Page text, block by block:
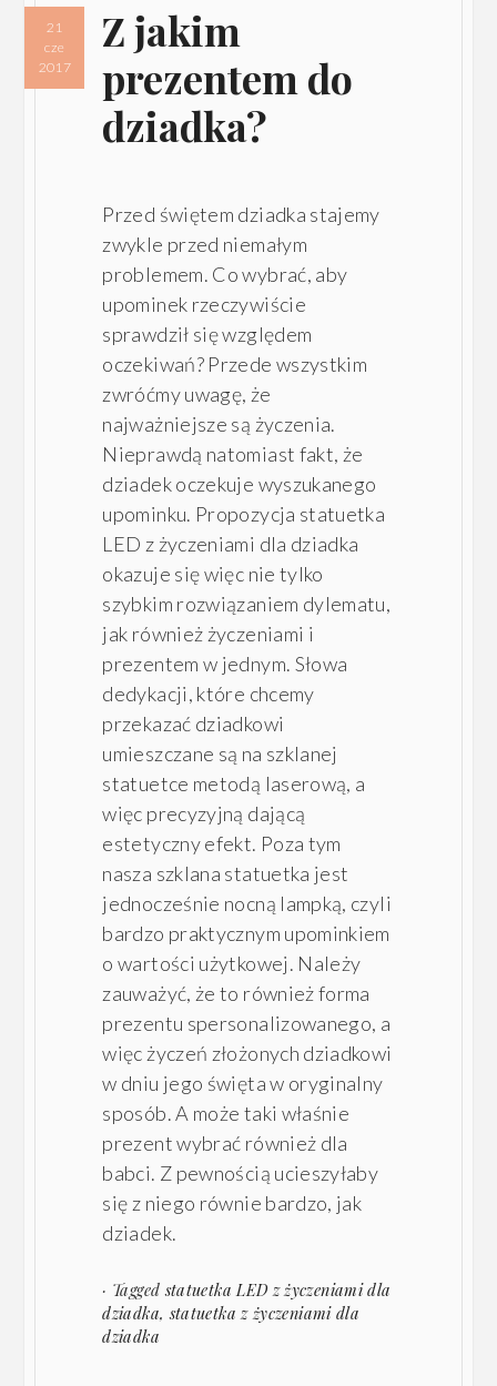
Z jakim
prezentem do
dziadka?
21
cze
2017
Przed świętem dziadka stajemy
zwykle przed niemałym
problemem. Co wybrać, aby
upominek rzeczywiście
sprawdził się względem
oczekiwań? Przede wszystkim
zwróćmy uwagę, że
najważniejsze są życzenia.
Nieprawdą natomiast fakt, że
dziadek oczekuje wyszukanego
upominku. Propozycja statuetka
LED z życzeniami dla dziadka
okazuje się więc nie tylko
szybkim rozwiązaniem dylematu,
jak również życzeniami i
prezentem w jednym. Słowa
dedykacji, które chcemy
przekazać dziadkowi
umieszczane są na szklanej
statuetce metodą laserową, a
więc precyzyjną dającą
estetyczny efekt. Poza tym
nasza szklana statuetka jest
jednocześnie nocną lampką, czyli
bardzo praktycznym upominkiem
o wartości użytkowej. Należy
zauważyć, że to również forma
prezentu spersonalizowanego, a
więc życzeń złożonych dziadkowi
w dniu jego święta w oryginalny
sposób. A może taki właśnie
prezent wybrać również dla
babci. Z pewnością ucieszyłaby
się z niego równie bardzo, jak
dziadek.
· Taggedstatuetka LED z życzeniami dla
dziadka,statuetka z życzeniami dla
dziadka